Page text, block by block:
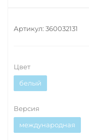
Артикул: 360032131
Цвет
белый
Версия
международная